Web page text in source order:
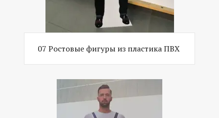
07 Ростовые фигуры из пластика ПВХ